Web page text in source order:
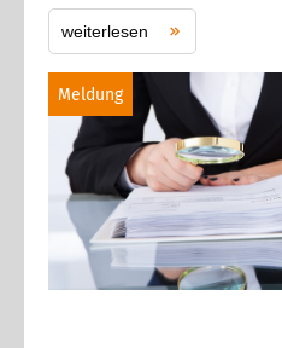
weiterlesen
Meldung